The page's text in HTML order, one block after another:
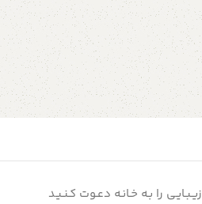
زیـبـایـی را بـه خـانـه دعـوت کـنـیـد